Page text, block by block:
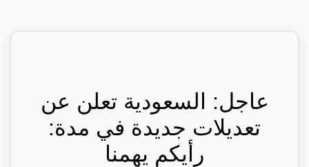
عاجل: السعودية تعلن عن
تعديلات جديدة في مدة:
رأيكم يهمنا